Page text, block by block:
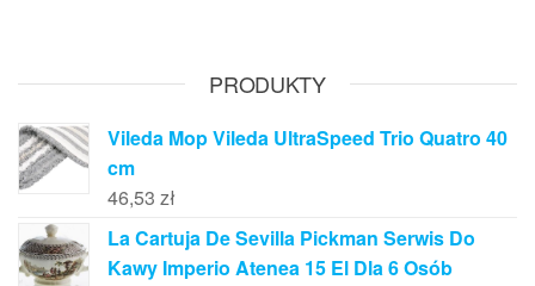
PRODUKTY
Vileda Mop Vileda UltraSpeed Trio Quatro 40
cm
46,53 zł
La Cartuja De Sevilla Pickman Serwis Do
Kawy Imperio Atenea 15 El Dla 6 Osób